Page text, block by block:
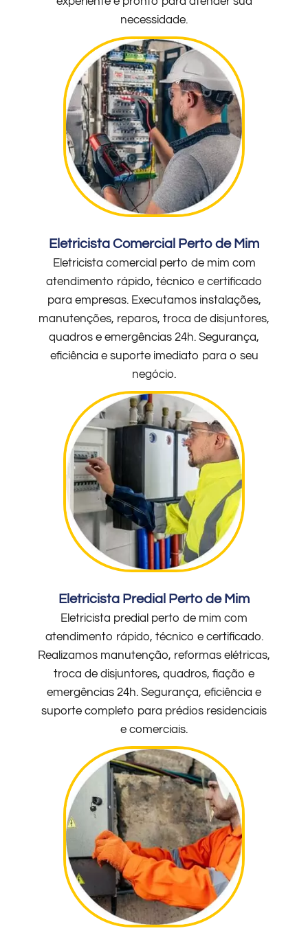
necessidade.
Eletricista Comercial Perto de Mim
Eletricista comercial perto de mim com
atendimento rápido, técnico e certificado
para empresas. Executamos instalações,
manutenções, reparos, troca de disjuntores,
quadros e emergências 24h. Segurança,
eficiência e suporte imediato para o seu
negócio.
Eletricista Predial Perto de Mim
Eletricista predial perto de mim com
atendimento rápido, técnico e certificado.
Realizamos manutenção, reformas elétricas,
troca de disjuntores, quadros, fiação e
emergências 24h. Segurança, eficiência e
suporte completo para prédios residenciais
e comerciais.